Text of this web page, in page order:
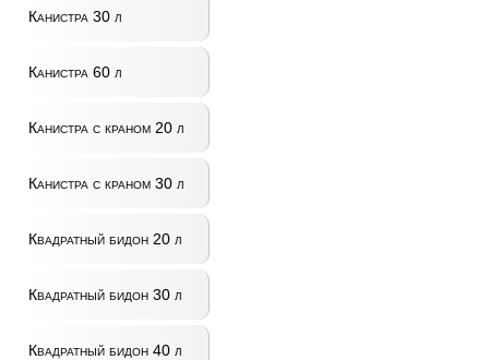
Канистра 30 л
Канистра 60 л
Канистра с краном 20 л
Канистра с краном 30 л
Квадратный бидон 20 л
Квадратный бидон 30 л
Квадратный бидон 40 л